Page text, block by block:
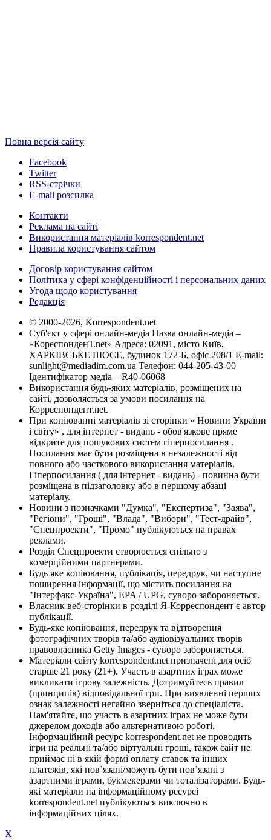
Повна версія сайту
Facebook
Twitter
RSS-стрічки
E-mail розсилка
Контакти
Реклама на сайті
Використання матеріалів korrespondent.net
Правила користування сайтом
Договір користування сайтом
Політика у сфері конфіденційності і персональних даних
Угода щодо користування
Редакція
© 2000-2026, Korrespondent.net
Суб'єкт у сфері онлайн-медіа Назва онлайн-медіа –
«КореспонденТ.net» Адреса: 02091, місто Київ,
ХАРКІВСЬКЕ ШОСЕ, будинок 172-Б, офіс 208/1 E-mail:
sunlight@mediadim.com.ua Телефон: 044-205-43-00
Ідентифікатор медіа – R40-06068
Використання будь-яких матеріалів, розміщених на
сайті, дозволяється за умови посилання на
Корреспондент.net.
При копіюванні матеріалів зі сторінки « Новини України
і світу» , для інтернет - видань - обов'язкове пряме
відкрите для пошукових систем гіперпосилання .
Посилання має бути розміщена в незалежності від
повного або часткового використання матеріалів.
Гіперпосилання ( для інтернет - видань) - повинна бути
розміщена в підзаголовку або в першому абзаці
матеріалу.
Новини з позначками "Думка", "Експертиза", "Заява",
"Регіони", "Гроші", "Влада", "Вибори", "Тест-драйв",
"Спецпроекти", "Промо" публікуються на правах
реклами.
Розділ Спецпроекти створюється спільно з
комерційними партнерами.
Будь яке копіювання, публікація, передрук, чи наступне
поширення інформації, що містить посилання на
"Інтерфакс-Україна", EPA / UPG, суворо забороняється.
Власник веб-сторінки в розділі Я-Корреспондент є автор
публікації.
Будь-яке копіювання, передрук та відтворення
фотографічних творів та/або аудіовізуальних творів
правовласника Getty Images - суворо забороняється.
Матеріали сайту korrespondent.net призначені для осіб
старше 21 року (21+). Участь в азартних іграх може
викликати ігрову залежність. Дотримуйтесь правил
(принципів) відповідальної гри. При виявленні перших
ознак залежності негайно зверніться до спеціаліста.
Пам'ятайте, що участь в азартних іграх не може бути
джерелом доходів або альтернативою роботі.
Інформаційний ресурс korrespondent.net не проводить
ігри на реальні та/або віртуальні гроші, також сайт не
приймає ні в якій формі оплату ставок та інших
платежів, які пов’язані/можуть бути пов’язані з
азартними іграми, букмекерами чи тоталізаторами. Будь-
які матеріали на інформаційному ресурсі
korrespondent.net публікуються виключно в
інформаційних цілях.
X